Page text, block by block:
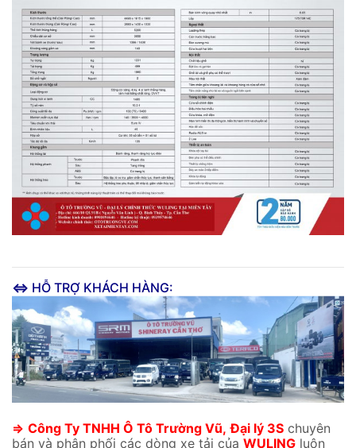
⇔ HỖ TRỢ KHÁCH HÀNG:
⇒ Công Ty TNHH Ô Tô Trường Vũ, Đại lý 3S chuyên
bán và phân phối các dòng xe tải của WULING luôn